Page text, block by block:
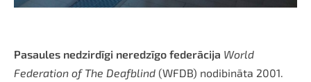
Pasaules nedzirdīgi neredzīgo federācija World
Federation of The Deafblind (WFDB) nodibināta 2001.